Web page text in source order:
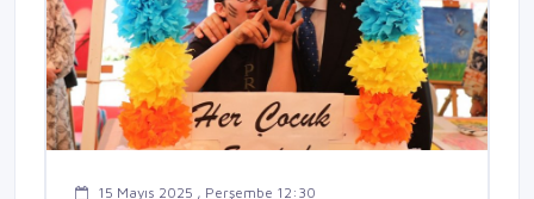
15 Mayıs 2025 , Perşembe 12:30